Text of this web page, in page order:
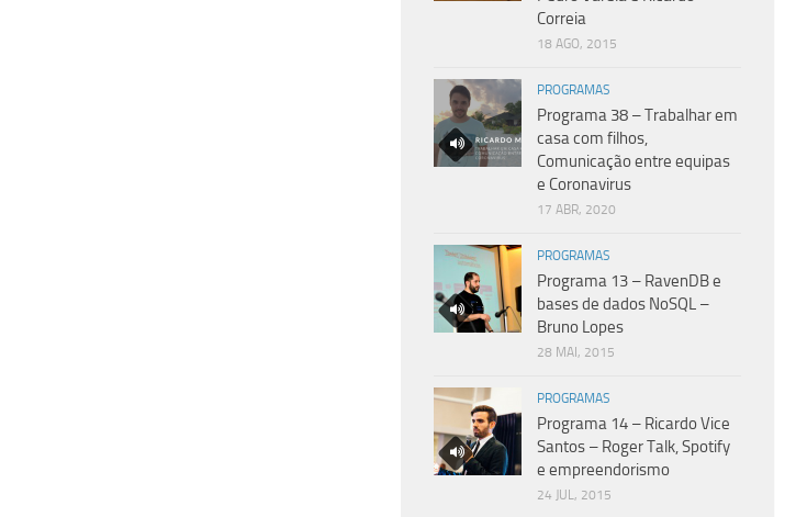
Correia
18 AGO, 2015
PROGRAMAS
Programa 38 – Trabalhar em
casa com filhos,
Comunicação entre equipas
e Coronavirus
17 ABR, 2020
PROGRAMAS
Programa 13 – RavenDB e
bases de dados NoSQL –
Bruno Lopes
28 MAI, 2015
PROGRAMAS
Programa 14 – Ricardo Vice
Santos – Roger Talk, Spotify
e empreendorismo
24 JUL, 2015